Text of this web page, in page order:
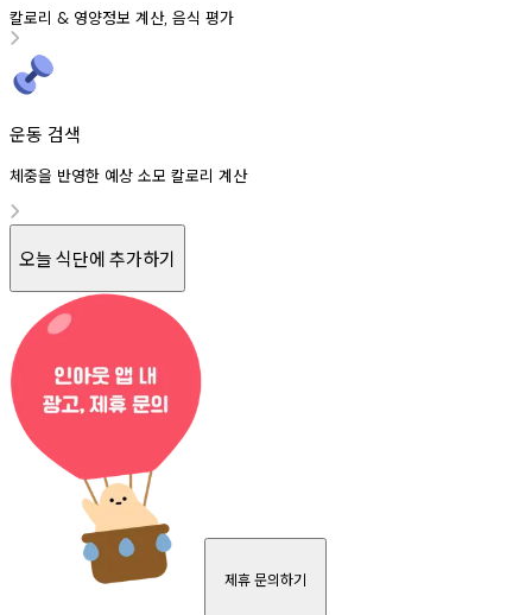
칼로리 & 영양정보 계산, 음식 평가
운동 검색
체중을 반영한 예상 소모 칼로리 계산
오늘 식단에 추가하기
제휴 문의하기